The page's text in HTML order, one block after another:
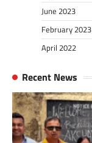
June 2023
February 2023
April 2022
Recent News